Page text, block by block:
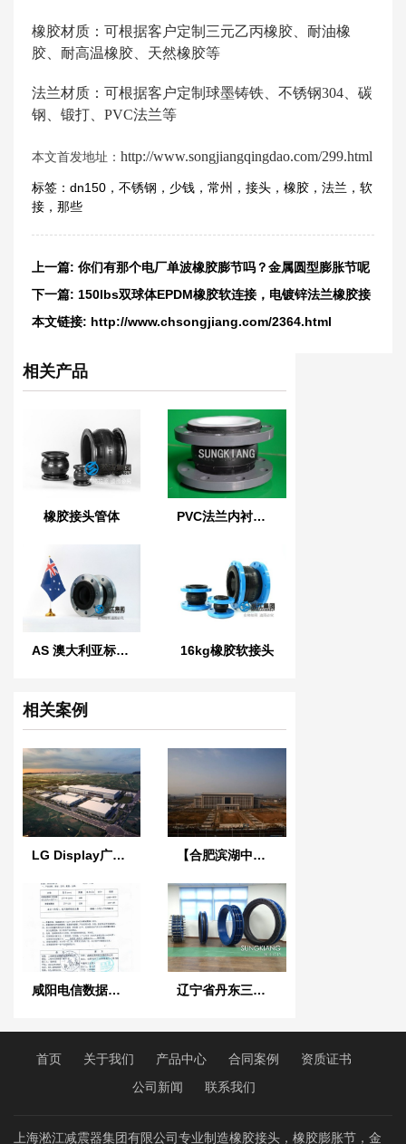
橡胶材质：可根据客户定制三元乙丙橡胶、耐油橡
胶、耐高温橡胶、天然橡胶等
法兰材质：可根据客户定制球墨铸铁、不锈钢304、碳
钢、锻打、PVC法兰等
本文首发地址： http://www.songjiangqingdao.com/299.html
标签： dn150 ， 不锈钢 ， 少钱 ， 常州 ， 接头 ， 橡胶 ， 法兰 ， 软
接 ， 那些
上一篇: 你们有那个电厂单波橡胶膨节吗？金属圆型膨胀节呢
下一篇: 150lbs双球体EPDM橡胶软连接，电镀锌法兰橡胶接
头
本文链接: http://www.chsongjiang.com/2364.html
相关产品
橡胶接头管体 PVC法兰内衬四氟橡胶软接头
AS 澳大利亚标准橡胶膨胀节 16kg橡胶软接头
相关案例
LG Display广州8.5代线项目防爆橡胶接头待发现场 【合肥滨湖中心省.办公大楼项目】采用淞江橡胶接头
咸阳电信数据中心*空调主机采用可调式弹簧减震器 辽宁省丹东三湾水电站项目采用淞夏双法兰限位伸缩接头产品
首页 关于我们 产品中心 合同案例
资质证书
公司新闻
联系我们
上海淞江减震器集团有限公司专业制造橡胶接头，橡胶膨胀节，金